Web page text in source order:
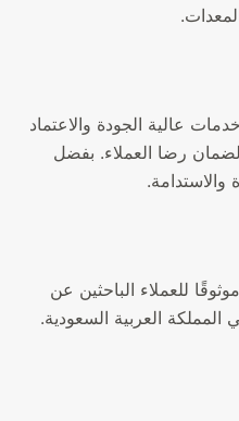
عالية الجودة والاعتماد
رضا العملاء. بفضل
والاستدامة.
للعملاء الباحثين عن
العربية السعودية.